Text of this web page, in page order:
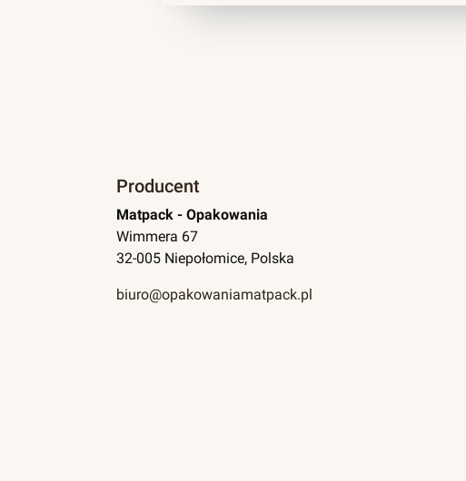
Producent
Matpack - Opakowania
Wimmera 67
32-005 Niepołomice, Polska
biuro@opakowaniamatpack.pl